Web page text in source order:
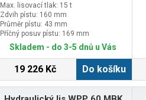
Max. lisovací tlak: 15 t
Zdvih pístu: 160 mm
Průměr pístu: 43 mm
Příčný posuv pístu: 169 mm
Skladem - do 3-5 dnů u Vás
19 226 Kč Do košíku